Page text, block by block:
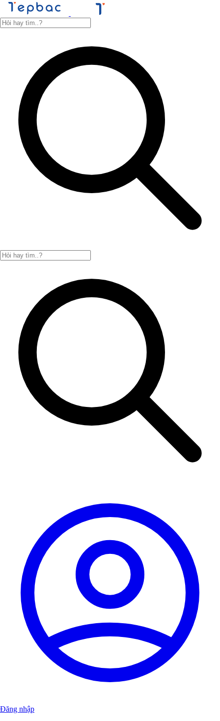
Đăng nhập